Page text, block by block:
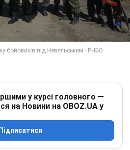
у курсі головного —
на Новини на OBOZ.UA у
Підписатися